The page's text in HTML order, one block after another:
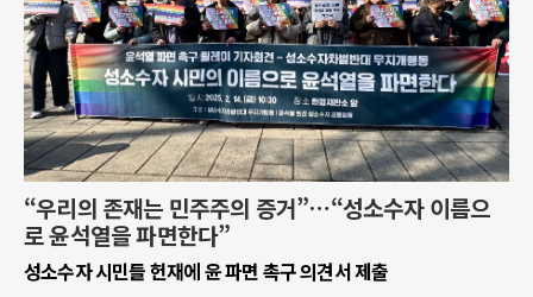
“우리의 존재는 민주주의 증거”…“성소수자 이름으
로 윤석열을 파면한다”
성소수자 시민들 헌재에 윤 파면 촉구 의견서 제출